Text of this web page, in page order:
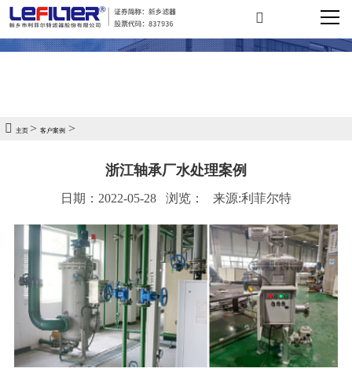
主页 > 客户案例>
浙江轴承厂水处理案例
日期：2022-05-28 浏览： 来源:利菲尔特